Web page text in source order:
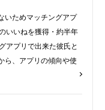
いためマッチングアプ
いいねを獲得・約半年
アプリで出来た彼氏と
ら、アプリの傾向や使